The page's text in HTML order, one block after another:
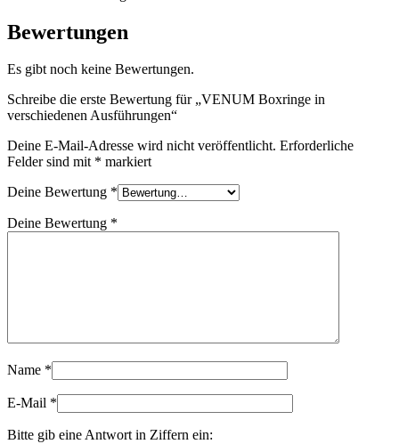
Bewertungen
Es gibt noch keine Bewertungen.
Schreibe die erste Bewertung für „VENUM Boxringe in
verschiedenen Ausführungen“
Deine E-Mail-Adresse wird nicht veröffentlicht. Erforderliche
Felder sind mit * markiert
Deine Bewertung *
Deine Bewertung *
Name *
E-Mail *
Bitte gib eine Antwort in Ziffern ein: